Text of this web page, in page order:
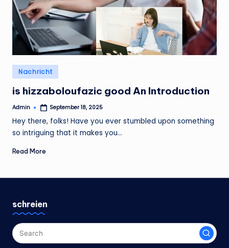
Posted
in
Nachricht
is hizzaboloufazic good An Introduction
Posted
Admin September 18, 2025
Hey there, folks! Have you ever stumbled upon something
so intriguing that it makes you…
Read More
schreien